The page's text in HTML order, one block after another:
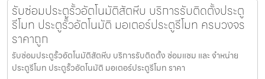
รับซ่อมประตูรั้วอัตโนมัติสัตหีบ บริการรับติดตั้งประตู
รีโมท ประตูรั้วอัตโนมัติ มอเตอร์ประตูรีโมท ครบวงจร
ราคาถูก
รับซ่อมประตูรั้วอัตโนมัติสัตหีบ บริการรับติดตั้ง ซ่อมแซม และ จำหน่าย
ประตูรีโมท ประตูรั้วอัตโนมัติ มอเตอร์ประตูรีโมท ราคา